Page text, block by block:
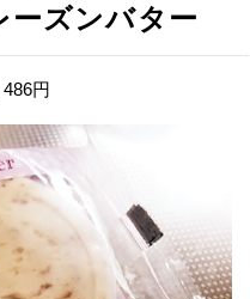
ーズンバター
円